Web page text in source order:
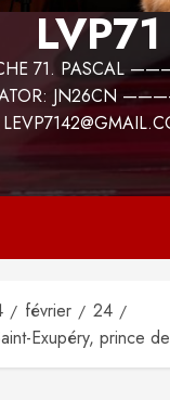
LVP71
71. PASCAL
JN26CN
février
24
Exupéry, prince